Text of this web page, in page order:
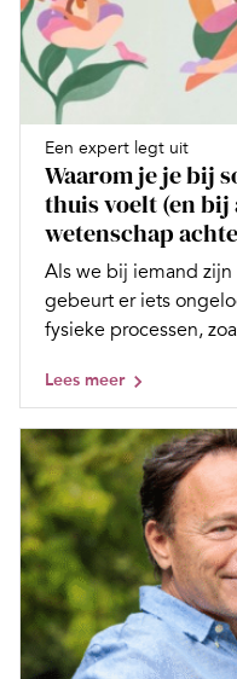
Een expert legt uit
Waarom je je bij
thuis voelt (en
wetenschap
Als we bij iemand
gebeurt er iets
fysieke processen,
Lees meer